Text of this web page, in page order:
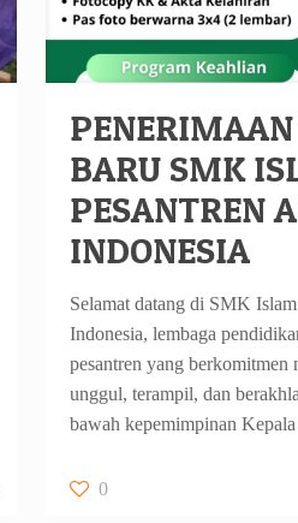
BARU SMK
PESANTREN
INDONESIA
Selamat datang di SMK
Indonesia, lembaga
pesantren yang berkomitmen
unggul, terampil, dan
bawah kepemimpinan Kepala
0